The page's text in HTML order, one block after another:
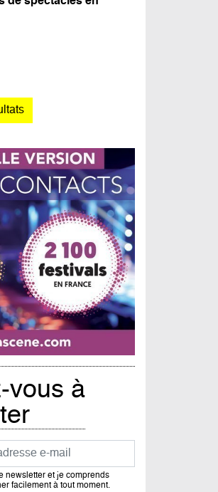
vous à
newsletter et je comprends
facilement à tout moment.